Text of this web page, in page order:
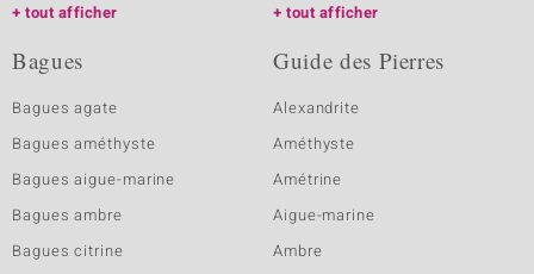
tout afficher
tout afficher
Bagues
Bagues agate
Bagues améthyste
Bagues aigue-marine
Bagues ambre
Bagues citrine
Guide des Pierres
Alexandrite
Améthyste
Amétrine
Aigue-marine
Ambre